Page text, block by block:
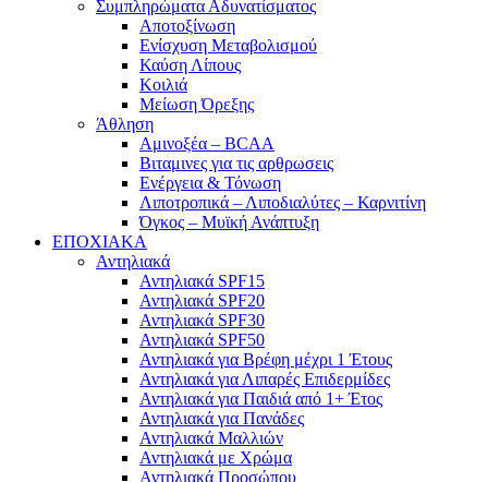
Συμπληρώματα Αδυνατίσματος
Αποτοξίνωση
Ενίσχυση Μεταβολισμού
Καύση Λίπους
Κοιλιά
Μείωση Όρεξης
Άθληση
Αμινοξέα – BCAA
Βιταμινες για τις αρθρωσεις
Ενέργεια & Τόνωση
Λιποτροπικά – Λιποδιαλύτες – Καρνιτίνη
Όγκος – Μυϊκή Ανάπτυξη
ΕΠΟΧΙΑΚΑ
Αντηλιακά
Αντηλιακά SPF15
Αντηλιακά SPF20
Αντηλιακά SPF30
Αντηλιακά SPF50
Αντηλιακά για Βρέφη μέχρι 1 Έτους
Αντηλιακά για Λιπαρές Επιδερμίδες
Αντηλιακά για Παιδιά από 1+ Έτος
Αντηλιακά για Πανάδες
Αντηλιακά Μαλλιών
Αντηλιακά με Χρώμα
Αντηλιακά Προσώπου